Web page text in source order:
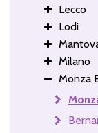
Lecco
Lodi
Milano
Monza